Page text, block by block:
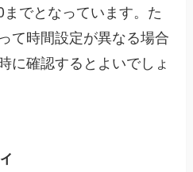
でとなっています。た
て時間設定が異なる場合
に確認するとよいでしょ